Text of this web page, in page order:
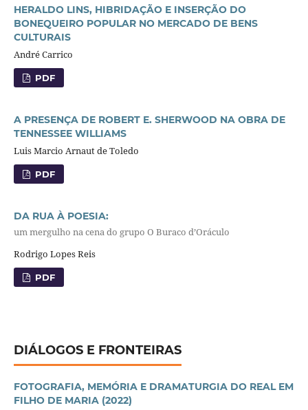
HERALDO LINS, HIBRIDAÇÃO E INSERÇÃO DO
BONEQUEIRO POPULAR NO MERCADO DE BENS
CULTURAIS
André Carrico
PDF
A PRESENÇA DE ROBERT E. SHERWOOD NA OBRA DE
TENNESSEE WILLIAMS
Luis Marcio Arnaut de Toledo
PDF
DA RUA À POESIA:
um mergulho na cena do grupo O Buraco d’Oráculo
Rodrigo Lopes Reis
PDF
DIÁLOGOS E FRONTEIRAS
FOTOGRAFIA, MEMÓRIA E DRAMATURGIA DO REAL EM
FILHO DE MARIA (2022)